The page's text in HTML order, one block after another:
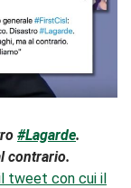
#Lagarde.
contrario.
tweet con cui il